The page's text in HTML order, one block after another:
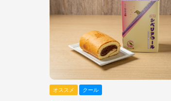
オススメ クール